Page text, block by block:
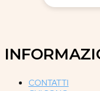
CONTATTI